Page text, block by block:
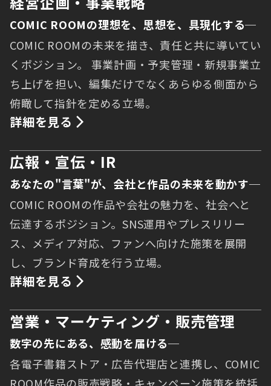
COMIC ROOMの理想を、思想を、具現化する─
COMIC ROOMの未来を描き、責任と共に導いてい
くポジション。 事業計画・予実管理・新規事業立
ち上げを担い、編集だけでなくあらゆる側面から
俯瞰して指針を定める立場。
詳細を見る
広報・宣伝・IR
あなたの"言葉"が、会社と作品の未来を動かす─
COMIC ROOMの作品や会社の魅力を、社会へと
伝達するポジション。SNS運用やプレスリリー
ス、メディア対応、ファンへ向けた施策を展開
し、ブランド育成を行う立場。
詳細を見る
営業・マーケティング・販売管理
数字の先にある、感動を届ける─
各電子書籍ストア・広告代理店と連携し、COMIC